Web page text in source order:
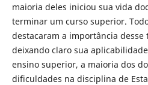
maioria deles iniciou sua vida
terminar um curso superior.
destacaram a importância
deixando claro sua
ensino superior, a maioria dos
dificuldades na disciplina de